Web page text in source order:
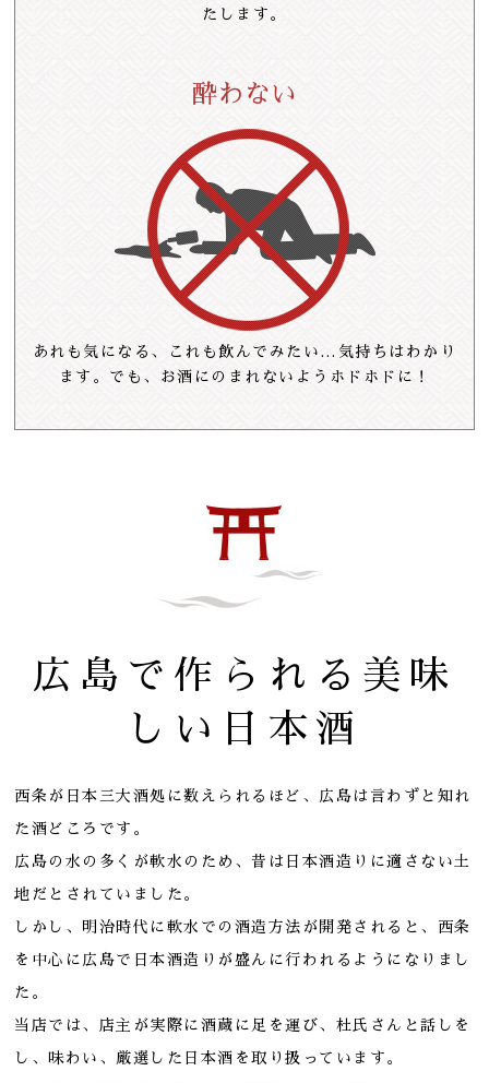
たします。
酔わない
あれも気になる、これも飲んでみたい… 気持ちはわかり
ます。 でも、お酒にのまれないようホドホドに！
広島で作られる美味
しい日本酒
西条が日本三大酒処に数えられるほど、広島は言わずと知れ
た酒どころです。
広島の水の多くが軟水のため、昔は日本酒造りに適さない土
地だとされていました。
しかし、明治時代に軟水での酒造方法が開発されると、西条
を中心に広島で日本酒造りが盛んに行われるようになりまし
た。
当店では、店主が実際に酒蔵に足を運び、杜氏さんと話しを
し、味わい、厳選した日本酒を取り扱っています。